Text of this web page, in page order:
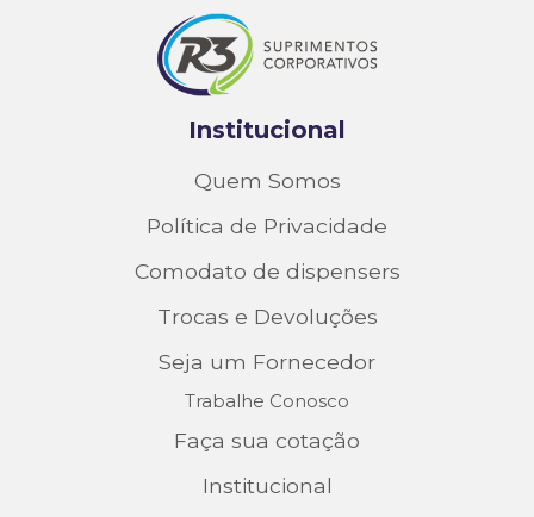
Institucional
Quem Somos
Política de Privacidade
Comodato de dispensers
Trocas e Devoluções
Seja um Fornecedor
Trabalhe Conosco
Faça sua cotação
Institucional